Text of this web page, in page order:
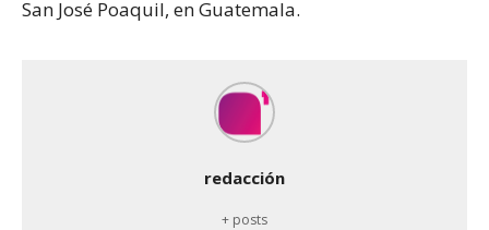
San José Poaquil, en Guatemala.
redacción
+ posts